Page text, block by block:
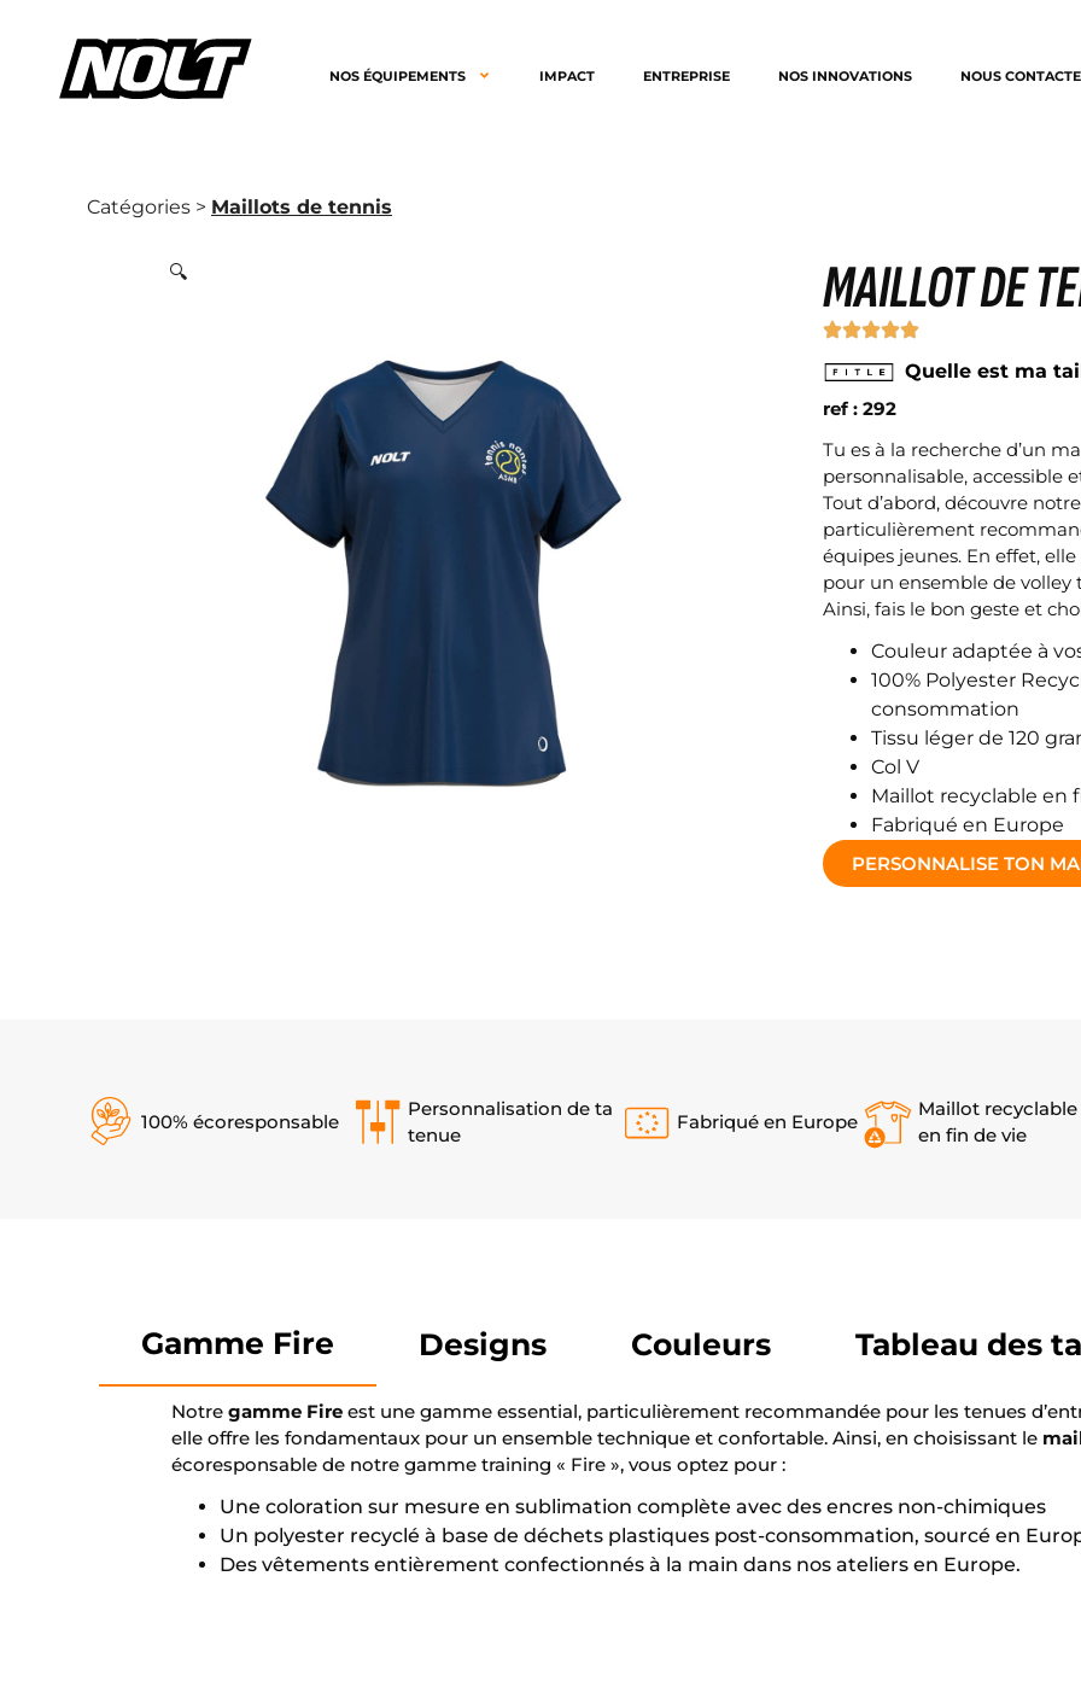
NOS ÉQUIPEMENTS IMPACT ENTREPRISE NOS INNOVATIONS NOUS
Catégories > Maillots de tennis
🔍 MAILLOT DE
Quelle est ma
ref : 292
Tu es à la recherche d’un
personnalisable, accessible
Tout d’abord, découvre
particulièrement
équipes jeunes. En effet,
pour un ensemble de
Ainsi, fais le bon geste et
Couleur adaptée à
100% Polyester
consommation
Tissu léger de 120
Col V
Maillot recyclable en
Fabriqué en Europe
PERSONNALISE TON
100% écoresponsable
Personnalisation de ta
tenue
Fabriqué en Europe
Maillot recyclable
en fin de vie
Gamme Fire Designs Couleurs Tableau des
Notre gamme Fire est une gamme essential, particulièrement recommandée pour les tenues
elle offre les fondamentaux pour un ensemble technique et confortable. Ainsi, en choisissant le
écoresponsable de notre gamme training « Fire », vous optez pour :
Une coloration sur mesure en sublimation complète avec des encres non-chimiques
Un polyester recyclé à base de déchets plastiques post-consommation, sourcé en
Des vêtements entièrement confectionnés à la main dans nos ateliers en Europe.